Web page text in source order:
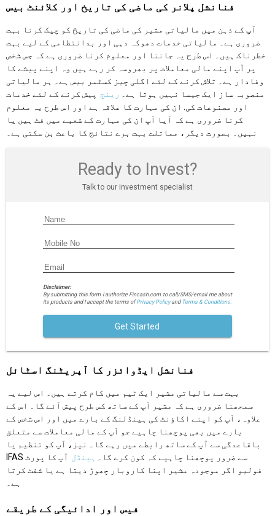
فنانشل پلانر کی ماضی کی تاریخ اور کلائنٹ بیس
آپ کے ذہن میں مالیاتی مشیر کی ماضی کی تاریخ کو چیک کرنا بہت
ضروری ہے۔ مالیاتی خدمات دھوکہ دہی اور بدانتظامی کے لیے بہت
خطرناک ہیں۔ اس طرح یہ جاننا اور معلوم کرنا ضروری ہے کہ جس شخص
پر آپ اپنے مالی معاملات پر بھروسہ کر رہے ہیں وہ اپنے پیشے کا
وفادار ہے۔ تلاش کرنے کے لئے اگلی چیز کسٹمر بیس ہے۔ ہر مالیاتی
منصوبہ ساز ایک جیسا نہیں ہوتا ہے۔ رینج پیش کرنے کے لئے خدمات
اور مصنوعات کی. ان کی مہارت کا علاقہ ہے اور اس طرح یہ معلوم
کرنا ضروری ہے کہ آیا آپ ان کی مہارت کے شعبے میں فٹ ہیں یا
نہیں۔ بصورت دیگر، مماثلت بہت برے نتائج کا باعث بن سکتی ہے۔
Ready to Invest?
Talk to our investment specialist
Disclaimer:
By submitting this form I authorize Fincash.com to call/SMS/email me about
its products and I accept the terms ofPrivacy Policyand Terms & Conditions.
Get Started
فنانشل ایڈوائزر کا آپریٹنگ اسٹائل
بہت سے مالیاتی مشیر ایک ٹیم میں کام کرتے ہیں۔ اس لیے یہ
سمجھنا ضروری ہے کہ مشیر آپ کے ساتھ کس طرح پیش آئے گا۔ اس کے
علاوہ، آپ کو اپنے اکاؤنٹ کی ہینڈلنگ کے بارے میں اور اس شخص کے
بارے میں بھی پوچھنا چاہیے جو آپ کے مالی معاملات سے متعلق
باقاعدگی سے آپ کے ساتھ رابطے میں رہے گا۔ نیز، آپ کو تنظیم یا
IFAS سے ضرور پوچھنا چاہیے کہ کون کرے گا۔
ہینڈل آپ کا پورٹ
فولیو اگر موجودہ مشیر اپنا کاروبار چھوڑ دیتا ہے یا شفٹ کرتا
ہے۔
فیس اور ادائیگی کے طریقے